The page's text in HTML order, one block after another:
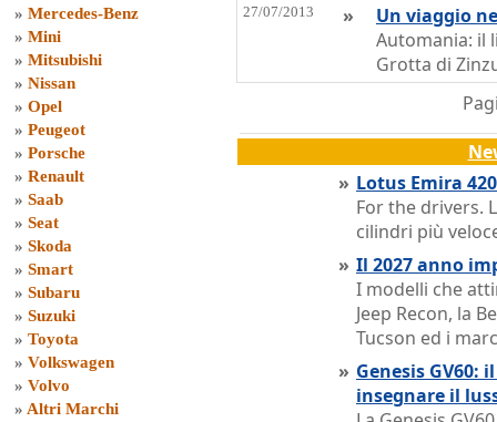
» Mercedes-Benz
» Mini
» Mitsubishi
» Nissan
» Opel
» Peugeot
» Porsche
» Renault
» Saab
» Seat
» Skoda
» Smart
» Subaru
» Suzuki
» Toyota
» Volkswagen
» Volvo
» Altri Marchi
27/07/2013 »
Un viaggio
Automania: il
Grotta di
» Lotus Emira
For the drivers.
cilindri più
» Il 2027 anno
I modelli che
Jeep Recon, la
Tucson ed i
» Genesis GV60:
insegnare il